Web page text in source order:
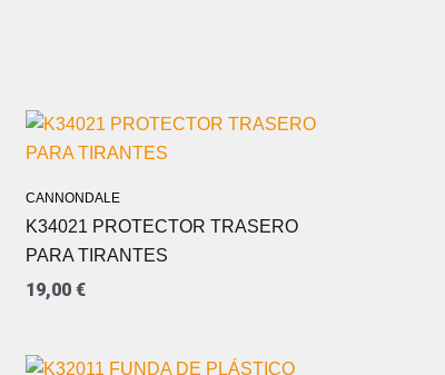
CANNONDALE
K34021 PROTECTOR TRASERO
PARA TIRANTES
19,00 €